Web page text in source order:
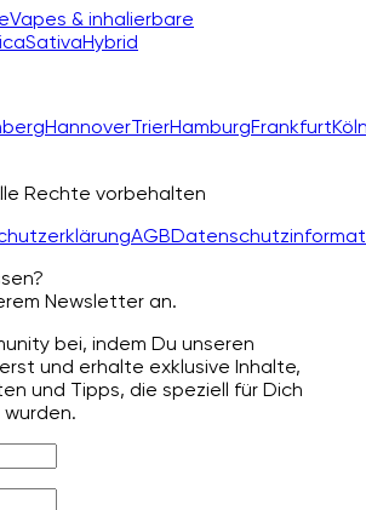
Vapes & inhalierbare
SativaHybrid
HannoverTrierHamburgFrankfurt
Rechte vorbehalten
AGB
Newsletter an.
bei, indem Du unseren
und erhalte exklusive Inhalte,
und Tipps, die speziell für Dich